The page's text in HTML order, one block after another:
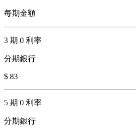
每期金額
3 期 0 利率
分期銀行
$ 83
5 期 0 利率
分期銀行